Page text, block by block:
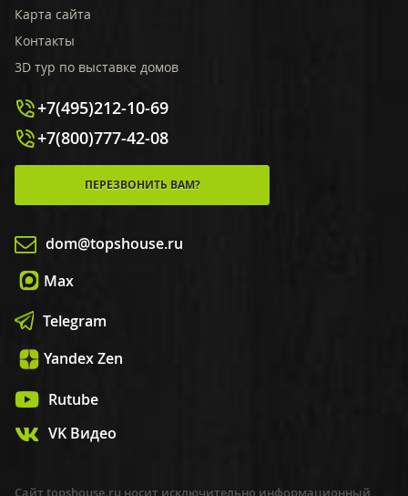
Карта сайта
Контакты
3D тур по выставке домов
+7(495)212-10-69
+7(800)777-42-08
ПЕРЕЗВОНИТЬ ВАМ?
dom@topshouse.ru
Max
Telegram
Yandex Zen
Rutube
VK Видео
Сайт topshouse.ru носит исключительно информационный